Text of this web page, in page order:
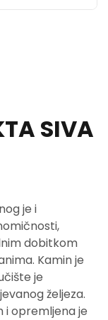
SIVA
je i
dobitkom
Kamin je
je
željeza.
i opremljena je